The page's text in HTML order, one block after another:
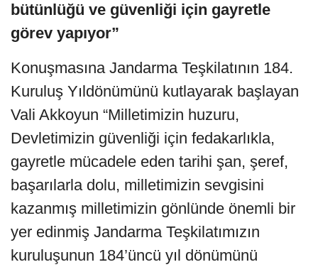
bütünlüğü ve güvenliği için gayretle
görev yapıyor”
Konuşmasına Jandarma Teşkilatının 184.
Kuruluş Yıldönümünü kutlayarak başlayan
Vali Akkoyun “Milletimizin huzuru,
Devletimizin güvenliği için fedakarlıkla,
gayretle mücadele eden tarihi şan, şeref,
başarılarla dolu, milletimizin sevgisini
kazanmış milletimizin gönlünde önemli bir
yer edinmiş Jandarma Teşkilatımızın
kuruluşunun 184’üncü yıl dönümünü